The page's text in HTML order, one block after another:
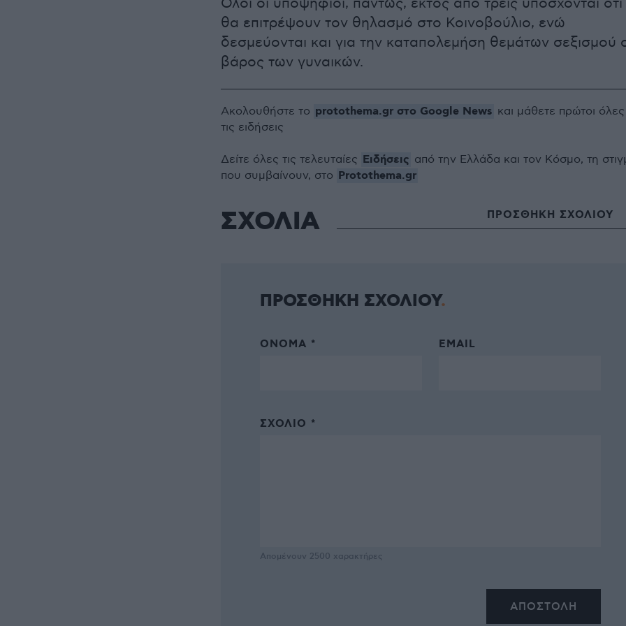
Όλοι οι υποψήφιοι, πάντως, εκτός από τρεις υπόσχονται ότι
θα επιτρέψουν τον θηλασμό στο Κοινοβούλιο, ενώ
δεσμεύονται και για την καταπολεμήση θεμάτων σεξισμού
βάρος των γυναικών.
Ακολουθήστε το protothema.gr στο Google News και μάθετε πρώτοι όλες
τις ειδήσεις
Δείτε όλες τις τελευταίες Ειδήσεις από την Ελλάδα και τον Κόσμο, τη
που συμβαίνουν, στο Protothema.gr
ΣΧΟΛΙΑ ΠΡΟΣΘΗΚΗ ΣΧΟΛΙΟΥ
ΠΡΟΣΘΗΚΗ ΣΧΟΛΙΟΥ
ΌΝΟΜΑ * EMAIL
ΣΧΌΛΙΟ *
Απομένουν 2500 χαρακτήρες